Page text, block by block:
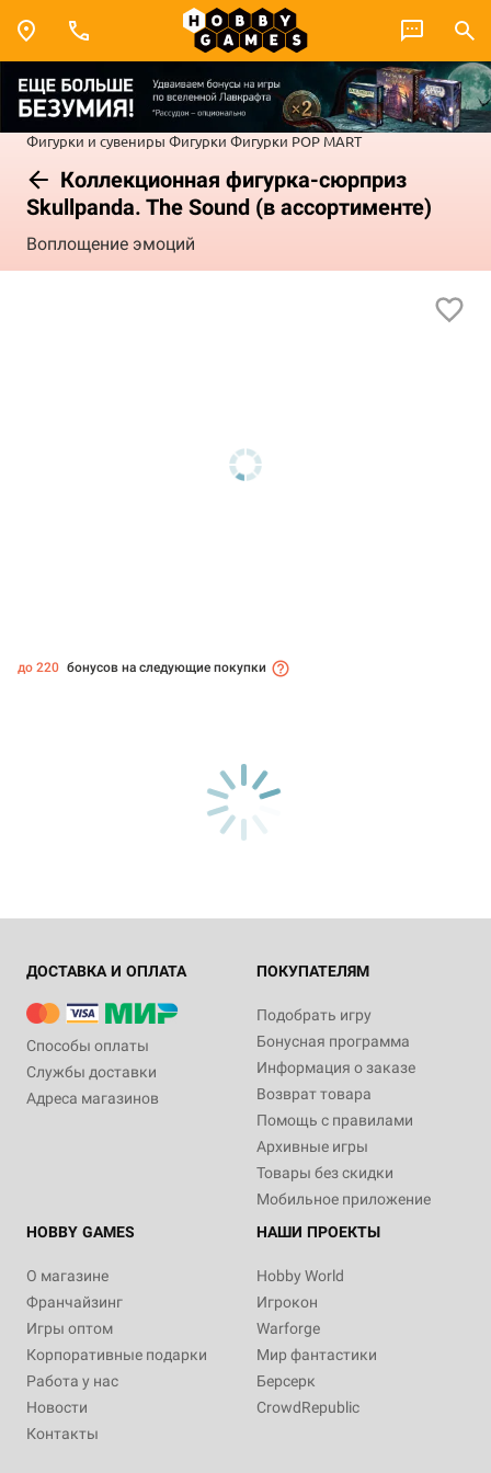
Фигурки и сувениры Фигурки Фигурки POP MART
Коллекционная фигурка-сюрприз
Skullpanda. The Sound (в ассортименте)
Воплощение эмоций
до 220 бонусов на следующие покупки
ДОСТАВКА И ОПЛАТА
Способы оплаты
Службы доставки
Адреса магазинов
ПОКУПАТЕЛЯМ
Подобрать игру
Бонусная программа
Информация о заказе
Возврат товара
Помощь с правилами
Архивные игры
Товары без скидки
Мобильное приложение
HOBBY GAMES
О магазине
Франчайзинг
Игры оптом
Корпоративные подарки
Работа у нас
Новости
Контакты
НАШИ ПРОЕКТЫ
Hobby World
Игрокон
Warforge
Мир фантастики
Берсерк
CrowdRepublic